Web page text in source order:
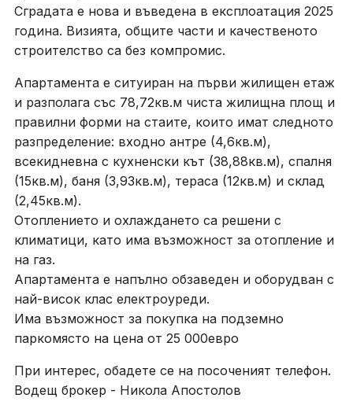
Сградата е нова и въведена в експлоатация 2025
година. Визията, общите части и качественото
строителство са без компромис.
Апартамента е ситуиран на първи жилищен етаж
и разполага със 78,72кв.м чиста жилищна площ и
правилни форми на стаите, които имат следното
разпределение: входно антре (4,6кв.м),
всекидневна с кухненски кът (38,88кв.м), спалня
(15кв.м), баня (3,93кв.м), тераса (12кв.м) и склад
(2,45кв.м).
Отоплението и охлаждането са решени с
климатици, като има възможност за отопление и
на газ.
Апартамента е напълно обзаведен и оборудван с
най-висок клас електроуреди.
Има възможност за покупка на подземно
паркомясто на цена от 25 000евро
При интерес, обадете се на посоченият телефон.
Водещ брокер - Никола Апостолов